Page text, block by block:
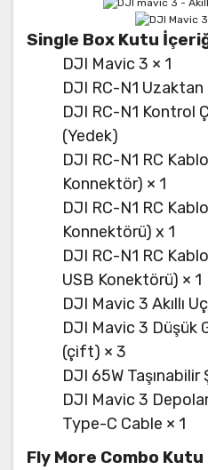
Single Box Kutu
DJI Mavic 3 × 1
DJI RC-N1 Uzaktan
DJI RC-N1 Kontrol
(Yedek)
DJI RC-N1 RC
Konnektör) × 1
DJI RC-N1 RC
Konnektörü) x 1
DJI RC-N1 RC
USB Konektörü) × 1
DJI Mavic 3 Akıllı
DJI Mavic 3 Düşük
(çift) × 3
DJI 65W Taşınabilir
DJI Mavic 3
Type-C Cable × 1
Fly More Combo